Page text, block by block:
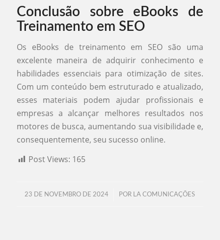
Conclusão sobre eBooks de
Treinamento em SEO
Os eBooks de treinamento em SEO são uma
excelente maneira de adquirir conhecimento e
habilidades essenciais para otimização de sites.
Com um conteúdo bem estruturado e atualizado,
esses materiais podem ajudar profissionais e
empresas a alcançar melhores resultados nos
motores de busca, aumentando sua visibilidade e,
consequentemente, seu sucesso online.
Post Views: 165
23 DE NOVEMBRO DE 2024
/ POR LA COMUNICAÇÕES